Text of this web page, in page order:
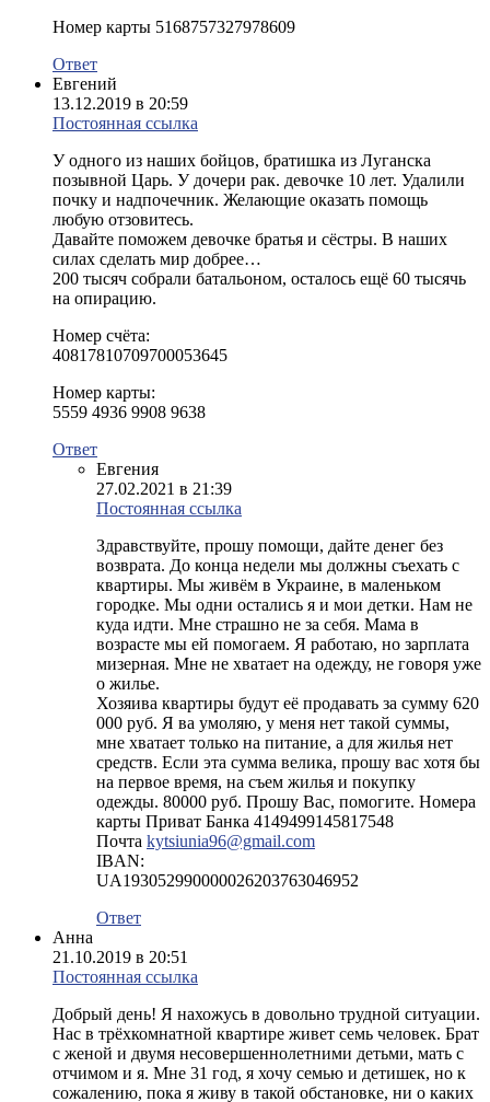
Номер карты 5168757327978609
Ответ
Евгений
13.12.2019 в 20:59
Постоянная ссылка
У одного из наших бойцов, братишка из Луганска
позывной Царь. У дочери рак. девочке 10 лет. Удалили
почку и надпочечник. Желающие оказать помощь
любую отзовитесь.
Давайте поможем девочке братья и сёстры. В наших
силах сделать мир добрее…
200 тысяч собрали батальоном, осталось ещё 60 тысячь
на опирацию.
Номер счёта:
40817810709700053645
Номер карты:
5559 4936 9908 9638
Ответ
Евгения
27.02.2021 в 21:39
Постоянная ссылка
Здравствуйте, прошу помощи, дайте денег без
возврата. До конца недели мы должны съехать с
квартиры. Мы живём в Украине, в маленьком
городке. Мы одни остались я и мои детки. Нам не
куда идти. Мне страшно не за себя. Мама в
возрасте мы ей помогаем. Я работаю, но зарплата
мизерная. Мне не хватает на одежду, не говоря уже
о жилье.
Хозяива квартиры будут её продавать за сумму 620
000 руб. Я ва умоляю, у меня нет такой суммы,
мне хватает только на питание, а для жилья нет
средств. Если эта сумма велика, прошу вас хотя бы
на первое время, на съем жилья и покупку
одежды. 80000 руб. Прошу Вас, помогите. Номера
карты Приват Банка 4149499145817548
Почта kytsiunia96@gmail.com
IBAN:
UA193052990000026203763046952
Ответ
Анна
21.10.2019 в 20:51
Постоянная ссылка
Добрый день! Я нахожусь в довольно трудной ситуации.
Нас в трёхкомнатной квартире живет семь человек. Брат
с женой и двумя несовершеннолетними детьми, мать с
отчимом и я. Мне 31 год, я хочу семью и детишек, но к
сожалению, пока я живу в такой обстановке, ни о каких